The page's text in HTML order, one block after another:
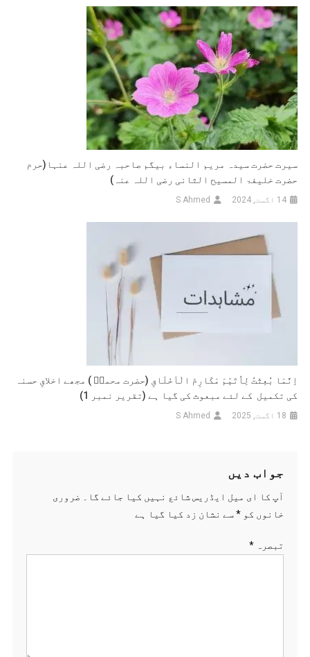
سیرت حضرت سیدہ مریم النساء بیگم صاحبہ رضی اللہ عنہا(حرم
حضرت خلیفۃ المسیح الثانی رضی اللہ عنہ)
14 اگست, 2024 S Ahmed
اِنَّمَا بُعِثْتُ لِاُتَمِّمَ مَکَارِمَ الْاَخْلَاقِ (حضرت محمدؐ ) مجھے اخلاقِ حسنہ
کی تکمیل کے لئے مبعوث کی گیا ہے (تقریر نمبر 1)
18 اگست, 2025 S Ahmed
جواب دیں
آپ کا ای میل ایڈریس شائع نہیں کیا جائے گا۔
ضروری
خانوں کو *سے نشان زد کیا گیا ہے
تبصرہ *